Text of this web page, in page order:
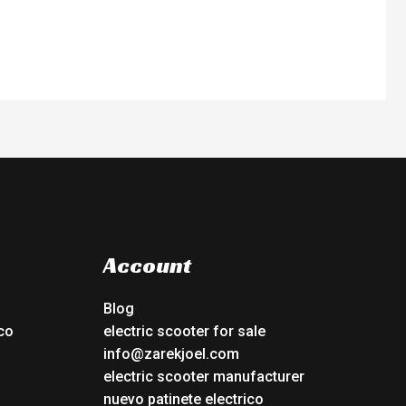
Account
Blog
electric scooter for sale
info@zarekjoel.com
electric scooter manufacturer
nuevo patinete electrico